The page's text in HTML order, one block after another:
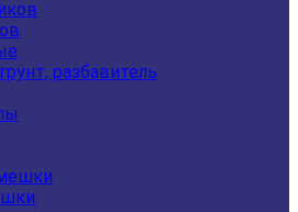
разбавитель